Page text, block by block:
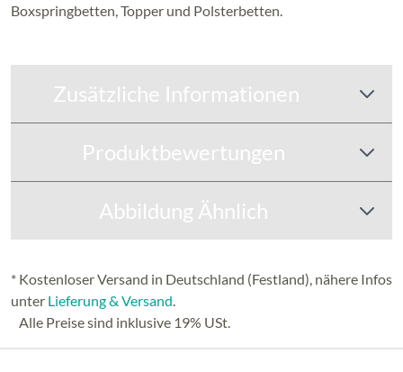
Boxspringbetten,Topper und Polsterbetten.
Zusätzliche Informationen
Produktbewertungen
Abbildung Ähnlich
* Kostenloser Versand in Deutschland (Festland), nähere Infos
unter Lieferung & Versand.
Alle Preise sind inklusive 19% USt.